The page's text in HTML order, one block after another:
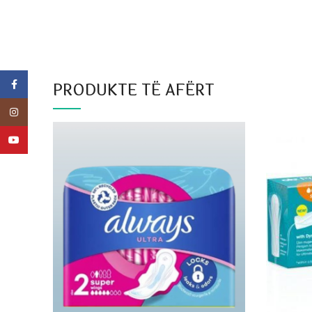
PRODUKTE TË AFËRT
Facebook
Instagram